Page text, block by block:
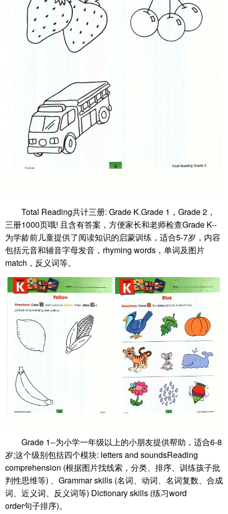
Total Reading共计三册: Grade K.Grade 1，Grade 2，
三册1000页哦! 且含有答案，方便家长和老师检查Grade K--
为学龄前儿童提供了阅读知识的启蒙训练，适合5-7岁，内容
包括元音和辅音字母发音，rhyming words，单词及图片
match，反义词等。
Grade 1--为小学一年级以上的小朋友提供帮助，适合6-8
岁;这个级别包括四个模块: letters and soundsReading
comprehension (根据图片找线索，分类、排序、训练孩子批
判性思维等) 、Grammar skills (名词、动词、名词复数、合成
词、近义词、反义词等) Dictionary skills (练习word
order句子排序)。